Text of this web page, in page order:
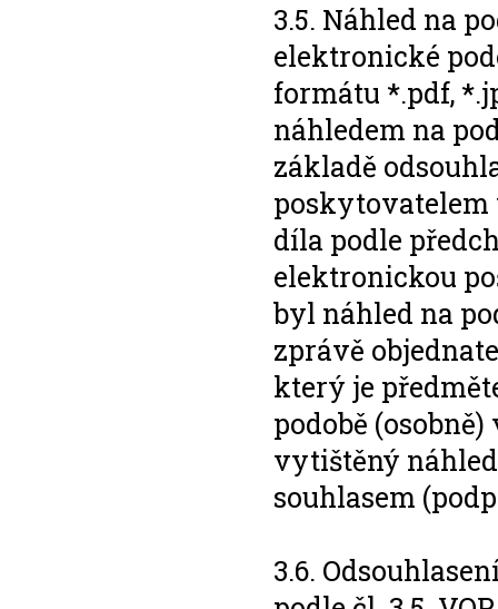
3.5. Náhled na
elektronické
formátu *.pdf,
náhledem na
základě
poskytovatelem
díla podle
elektronickou
byl náhled na
zprávě
který je
podobě
vytištěný
souhlasem
3.6.